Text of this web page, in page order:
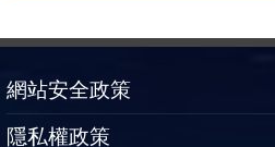
網站安全政策
隱私權政策